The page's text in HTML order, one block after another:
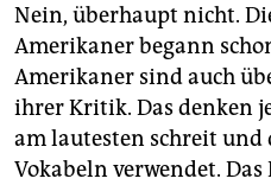
Nein, überhaupt nicht.
Amerikaner begann
Amerikaner sind auch
ihrer Kritik. Das denken
am lautesten schreit
Vokabeln verwendet.